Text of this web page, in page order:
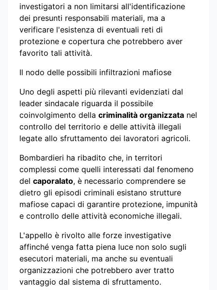
investigatori a non limitarsi all'identificazione
dei presunti responsabili materiali, ma a
verificare l'esistenza di eventuali reti di
protezione e copertura che potrebbero aver
favorito tali attività.
Il nodo delle possibili infiltrazioni mafiose
Uno degli aspetti più rilevanti evidenziati dal
leader sindacale riguarda il possibile
coinvolgimento della criminalità organizzata nel
controllo del territorio e delle attività illegali
legate allo sfruttamento dei lavoratori agricoli.
Bombardieri ha ribadito che, in territori
complessi come quelli interessati dal fenomeno
del caporalato, è necessario comprendere se
dietro gli episodi criminali esistano strutture
mafiose capaci di garantire protezione, impunità
e controllo delle attività economiche illegali.
L'appello è rivolto alle forze investigative
affinché venga fatta piena luce non solo sugli
esecutori materiali, ma anche su eventuali
organizzazioni che potrebbero aver tratto
vantaggio dal sistema di sfruttamento.